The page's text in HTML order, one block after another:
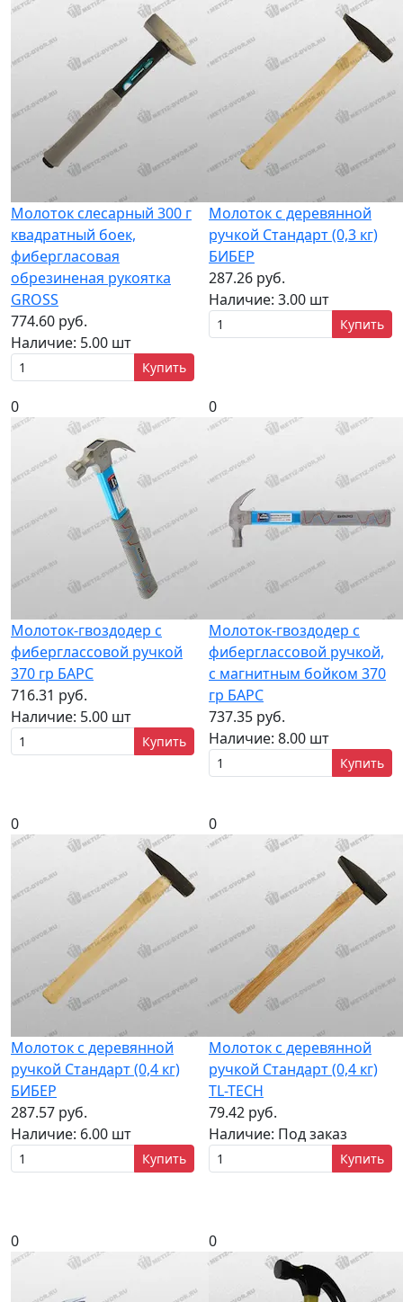
Молоток слесарный 300 г
квадратный боек,
фибергласовая
обрезиненая рукоятка
GROSS
774.60 руб.
Наличие: 5.00 шт
Купить
Молоток с деревянной
ручкой Стандарт (0,3 кг)
БИБЕР
287.26 руб.
Наличие: 3.00 шт
Купить
0
Молоток-гвоздодер с
фиберглассовой ручкой
370 гр БАРС
716.31 руб.
Наличие: 5.00 шт
Купить
0
Молоток-гвоздодер с
фиберглассовой ручкой,
с магнитным бойком 370
гр БАРС
737.35 руб.
Наличие: 8.00 шт
Купить
0
Молоток с деревянной
ручкой Стандарт (0,4 кг)
БИБЕР
287.57 руб.
Наличие: 6.00 шт
Купить
0
Молоток с деревянной
ручкой Стандарт (0,4 кг)
TL-TECH
79.42 руб.
Наличие: Под заказ
Купить
0 0